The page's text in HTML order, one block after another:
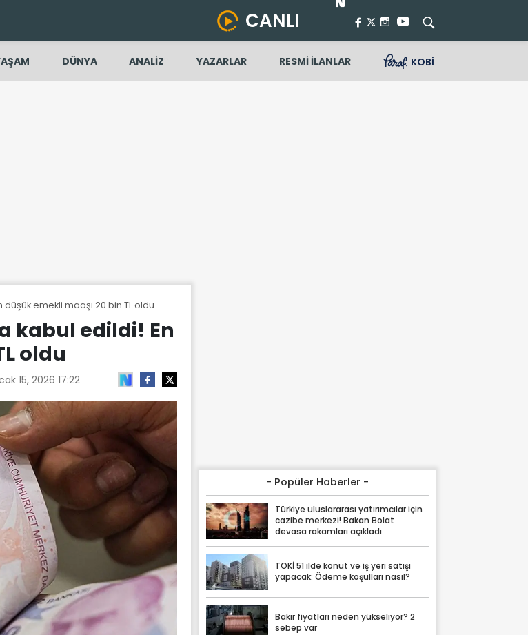
CANLI
DÜNYA ANALİZ YAZARLAR RESMİ İLANLAR KOBİ
emekli maaşı 20 bin TL oldu
kabul edildi! En
oldu
15, 2026 17:22
- Popüler Haberler -
Türkiye uluslararası yatırımcılar için
cazibe merkezi! Bakan Bolat
devasa rakamları açıkladı
TOKİ 51 ilde konut ve iş yeri satışı
yapacak: Ödeme koşulları nasıl?
Bakır fiyatları neden yükseliyor? 2
sebep var